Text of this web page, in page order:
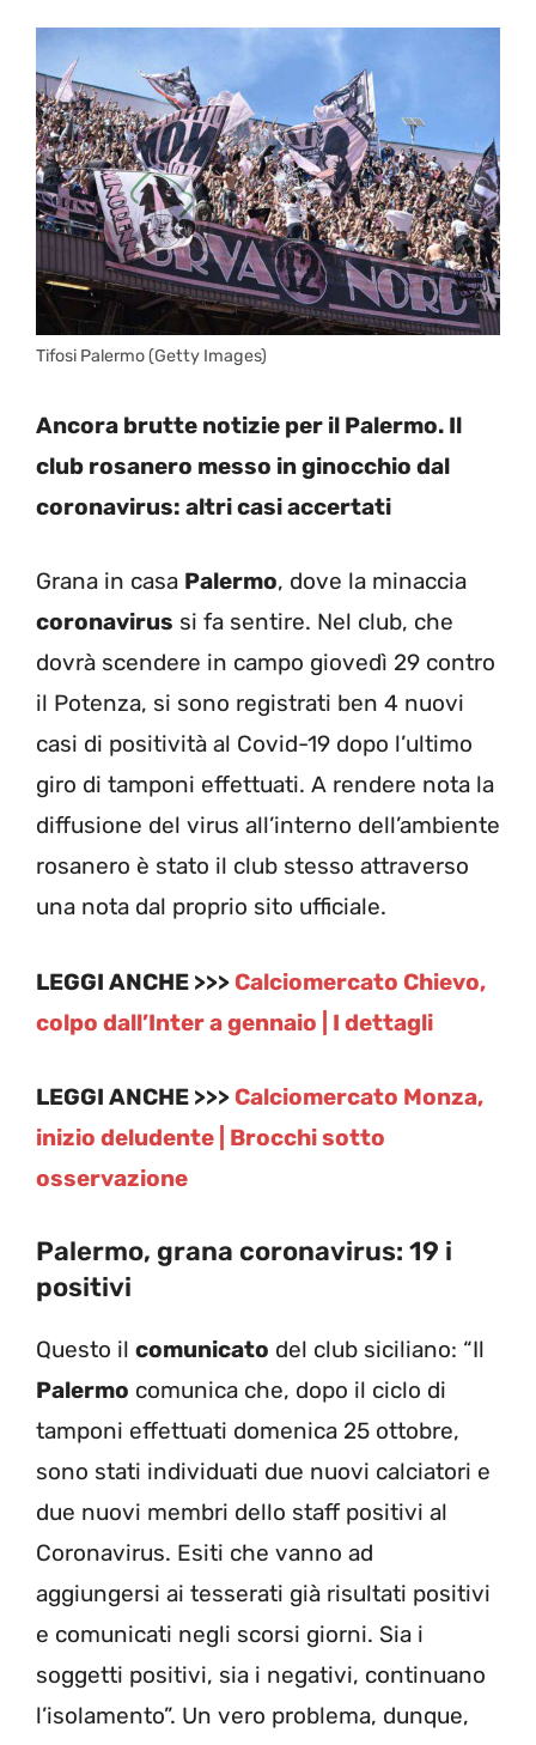
Tifosi Palermo (Getty Images)
Ancora brutte notizie per il Palermo. Il
club rosanero messo in ginocchio dal
coronavirus: altri casi accertati
Grana in casa Palermo, dove la minaccia
coronavirus si fa sentire. Nel club, che
dovrà scendere in campo giovedì 29 contro
il Potenza, si sono registrati ben 4 nuovi
casi di positività al Covid-19 dopo l’ultimo
giro di tamponi effettuati. A rendere nota la
diffusione del virus all’interno dell’ambiente
rosanero è stato il club stesso attraverso
una nota dal proprio sito ufficiale.
LEGGI ANCHE >>> Calciomercato Chievo,
colpo dall’Inter a gennaio | I dettagli
LEGGI ANCHE >>> Calciomercato Monza,
inizio deludente | Brocchi sotto
osservazione
Palermo, grana coronavirus: 19 i
positivi
Questo il comunicato del club siciliano: “Il
Palermo comunica che, dopo il ciclo di
tamponi effettuati domenica 25 ottobre,
sono stati individuati due nuovi calciatori e
due nuovi membri dello staff positivi al
Coronavirus. Esiti che vanno ad
aggiungersi ai tesserati già risultati positivi
e comunicati negli scorsi giorni. Sia i
soggetti positivi, sia i negativi, continuano
l’isolamento”. Un vero problema, dunque,